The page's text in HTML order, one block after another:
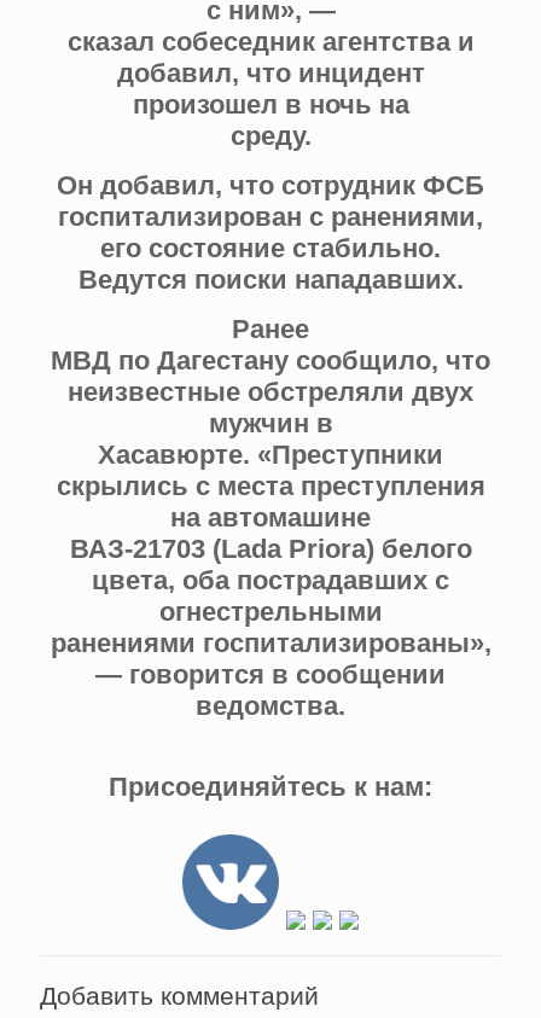
с ним», —
сказал собеседник агентства и
добавил, что инцидент
произошел в ночь на
среду.
Он добавил, что сотрудник ФСБ
госпитализирован с ранениями,
его состояние стабильно.
Ведутся поиски нападавших.
Ранее
МВД по Дагестану сообщило, что
неизвестные обстреляли двух
мужчин в
Хасавюрте. «Преступники
скрылись с места преступления
на автомашине
ВАЗ-21703 (Lada Priora) белого
цвета, оба пострадавших с
огнестрельными
ранениями госпитализированы»,
— говорится в сообщении
ведомства.
Присоединяйтесь к нам:
Добавить комментарий